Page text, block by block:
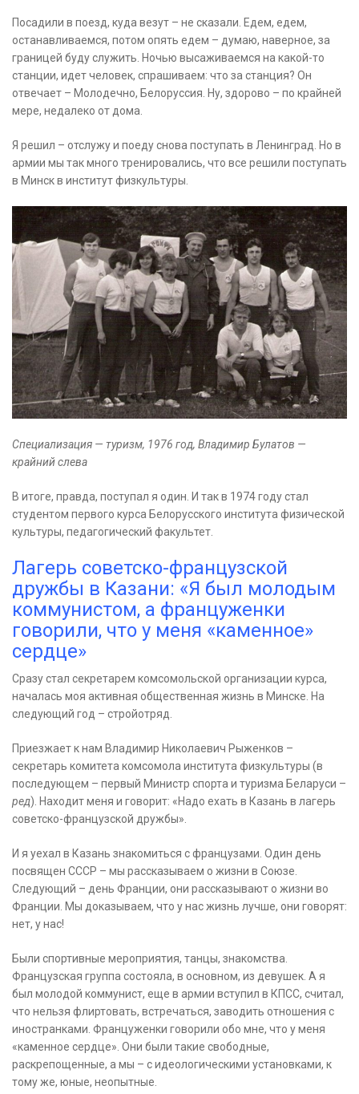
Посадили в поезд, куда везут – не сказали. Едем, едем,
останавливаемся, потом опять едем – думаю, наверное, за
границей буду служить. Ночью высаживаемся на какой-то
станции, идет человек, спрашиваем: что за станция? Он
отвечает – Молодечно, Белоруссия. Ну, здорово – по крайней
мере, недалеко от дома.
Я решил – отслужу и поеду снова поступать в Ленинград. Но в
армии мы так много тренировались, что все решили поступать
в Минск в институт физкультуры.
Специализация — туризм, 1976 год, Владимир Булатов —
крайний слева
В итоге, правда, поступал я один. И так в 1974 году стал
студентом первого курса Белорусского института физической
культуры, педагогический факультет.
Лагерь советско-французской
дружбы в Казани: «Я был молодым
коммунистом, а француженки
говорили, что у меня «каменное»
сердце»
Сразу стал секретарем комсомольской организации курса,
началась моя активная общественная жизнь в Минске. На
следующий год – стройотряд.
Приезжает к нам Владимир Николаевич Рыженков –
секретарь комитета комсомола института физкультуры (в
последующем – первый Министр спорта и туризма Беларуси –
ред). Находит меня и говорит: «Надо ехать в Казань в лагерь
советско-французской дружбы».
И я уехал в Казань знакомиться с французами. Один день
посвящен СССР – мы рассказываем о жизни в Союзе.
Следующий – день Франции, они рассказывают о жизни во
Франции. Мы доказываем, что у нас жизнь лучше, они говорят:
нет, у нас!
Были спортивные мероприятия, танцы, знакомства.
Французская группа состояла, в основном, из девушек. А я
был молодой коммунист, еще в армии вступил в КПСС, считал,
что нельзя флиртовать, встречаться, заводить отношения с
иностранками. Француженки говорили обо мне, что у меня
«каменное сердце». Они были такие свободные,
раскрепощенные, а мы – с идеологическими установками, к
тому же, юные, неопытные.